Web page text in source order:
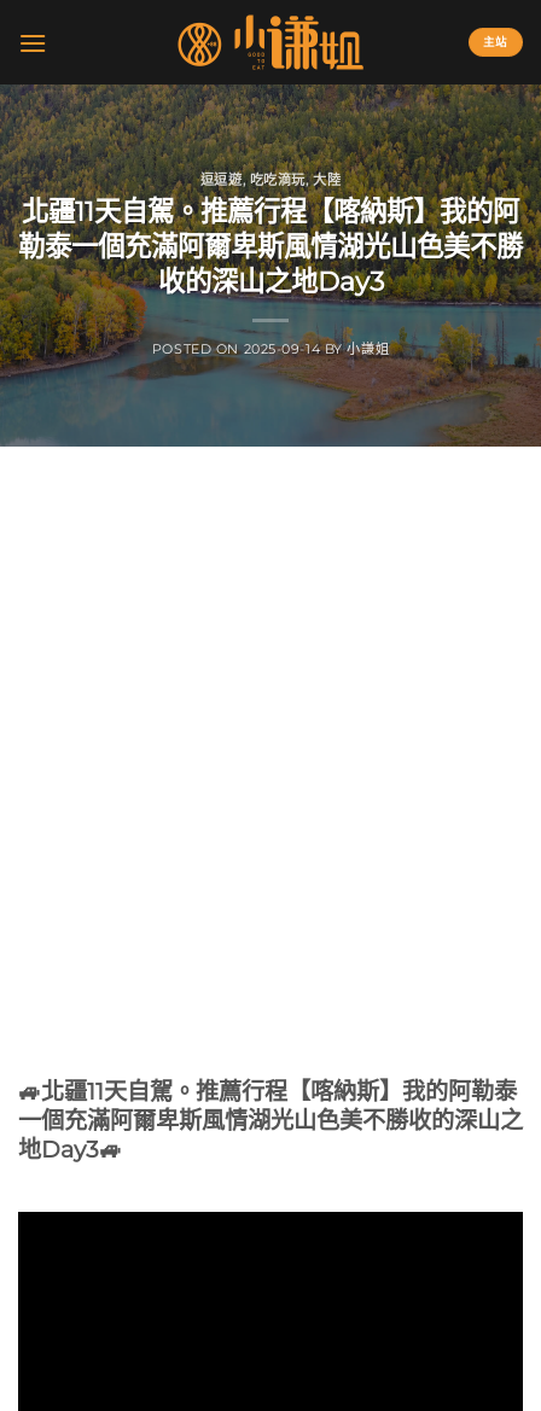
主站
逗逗遊,吃吃滴玩,大陸
北疆11天自駕。推薦行程【喀納斯】我的阿
勒泰一個充滿阿爾卑斯風情湖光山色美不勝
收的深山之地Day3
POSTED ON2025-09-14 BY小謙姐
🚙北疆11天自駕。推薦行程【喀納斯】我的阿勒泰
一個充滿阿爾卑斯風情湖光山色美不勝收的深山之
地Day3🚙